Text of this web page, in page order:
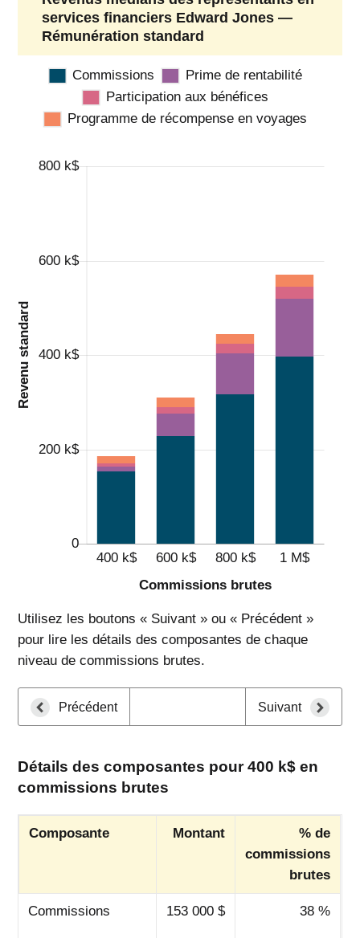
services financiers Edward Jones —
Rémunération standard
Utilisez les boutons « Suivant » ou « Précédent »
pour lire les détails des composantes de chaque
niveau de commissions brutes.
Précédent Suivant
Détails des composantes pour 400 k$ en
commissions brutes
Composante Montant
% de
commissions
brutes
Commissions 153 000 $ 38 %